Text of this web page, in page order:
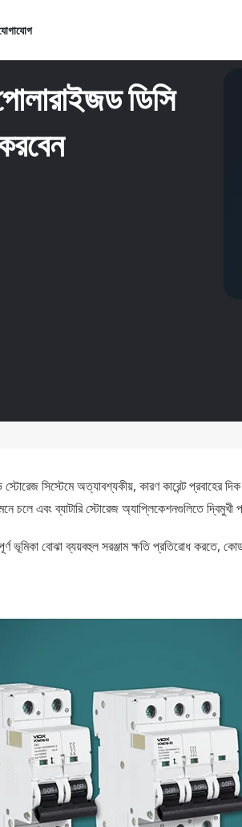
ডিসি
সিস্টেমে অত্যাবশ্যকীয়, কারণ কারেন্ট প্রবাহের দিক
এবং ব্যাটারি স্টোরেজ অ্যাপ্লিকেশনগুলিতে দ্বিমুখী
বোঝা ব্যয়বহুল সরঞ্জাম ক্ষতি প্রতিরোধ করতে,